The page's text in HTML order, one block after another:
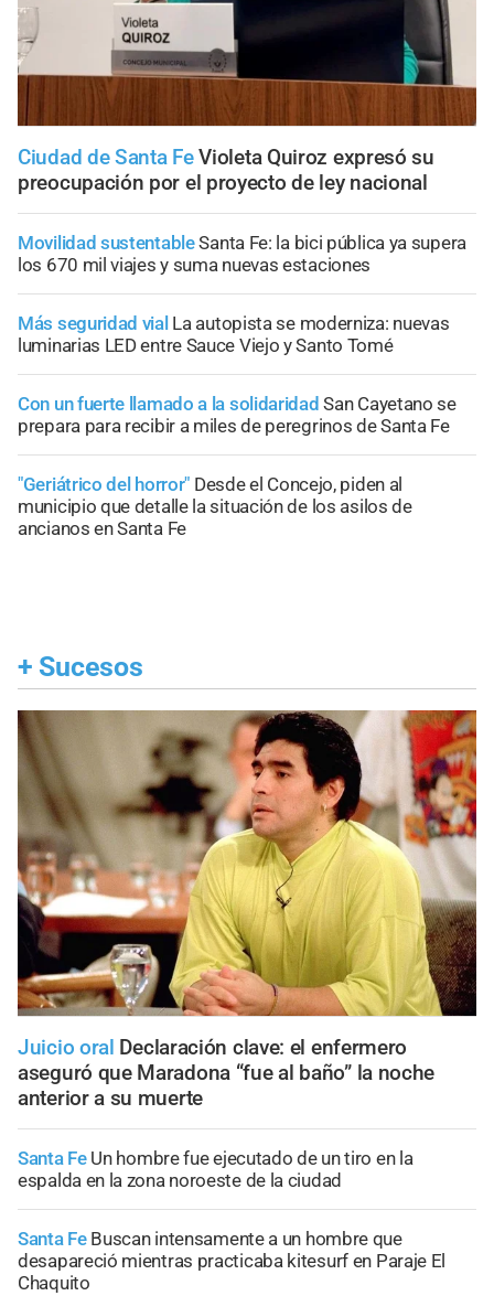
Ciudad de Santa Fe Violeta Quiroz expresó su
preocupación por el proyecto de ley nacional
Movilidad sustentableSanta Fe: la bici pública ya supera
los 670 mil viajes y suma nuevas estaciones
Más seguridad vial La autopista se moderniza: nuevas
luminarias LED entre Sauce Viejo y Santo Tomé
Con un fuerte llamado a la solidaridad San Cayetano se
prepara para recibir a miles de peregrinos de Santa Fe
"Geriátrico del horror" Desde el Concejo, piden al
municipio que detalle la situación de los asilos de
ancianos en Santa Fe
+ Sucesos
Juicio oral Declaración clave: el enfermero
aseguró que Maradona “fue al baño” la noche
anterior a su muerte
Santa Fe Un hombre fue ejecutado de un tiro en la
espalda en la zona noroeste de la ciudad
Santa Fe Buscan intensamente a un hombre que
desapareció mientras practicaba kitesurf en Paraje El
Chaquito